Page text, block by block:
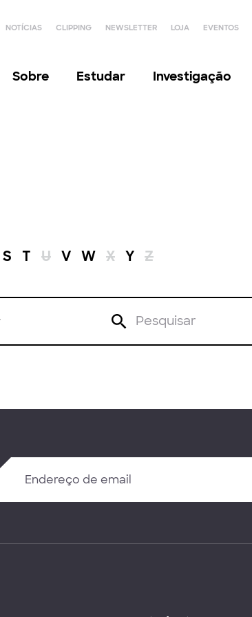
NOTÍCIAS CLIPPING NEWSLETTER LOJA EVENTOS
Sobre Estudar Investigação
S T U V W X Y Z